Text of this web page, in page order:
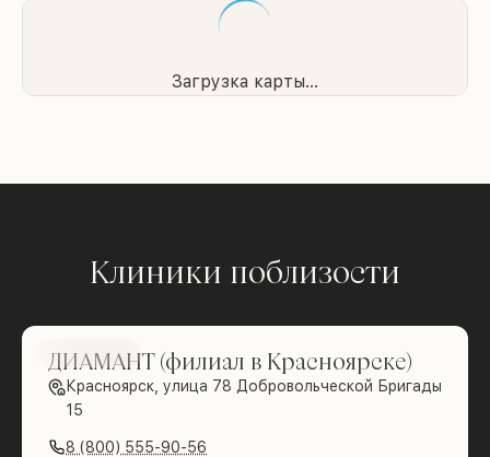
Загрузка карты...
Клиники поблизости
Brilliance
ДИАМАНТ (филиал в Красноярске)
Красноярск, улица 78 Добровольческой Бригады
15
8 (800) 555-90-56